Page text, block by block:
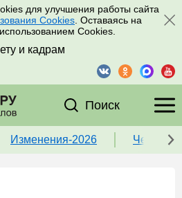
для улучшения работы сайта
Cookies . Оставаясь на
Cookies.
и кадрам
Поиск
Изменения-2026 Чек-